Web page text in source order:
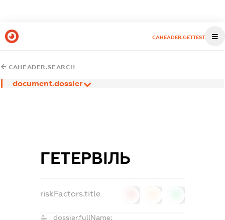
CAHEADER.GETTEST
CAHEADER.SEARCH
document.dossier
ГЕТЕРВІЛЬ
riskFactors.title
dossier.fullName: